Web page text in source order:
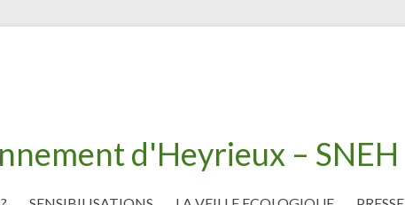
d'Heyrieux – SNEH